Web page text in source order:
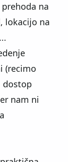
na
lokacijo na
(recimo
dostop
nam ni